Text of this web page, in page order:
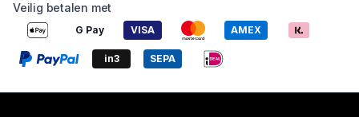
Veilig betalen met
G Pay VISA AMEX
in3 SEPA